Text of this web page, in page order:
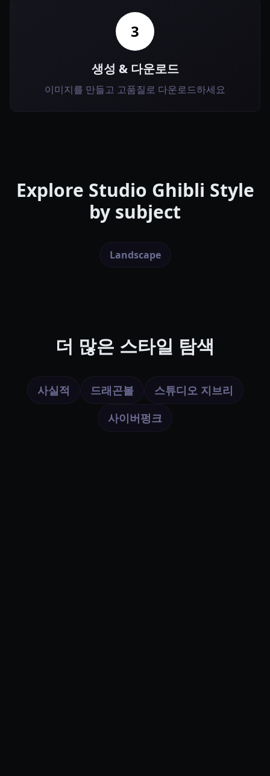
3
생성 & 다운로드
이미지를 만들고 고품질로 다운로드하세요
Explore Studio Ghibli Style
by subject
Landscape
더 많은 스타일 탐색
사실적 드래곤볼
스튜디오 지브리
사이버펑크